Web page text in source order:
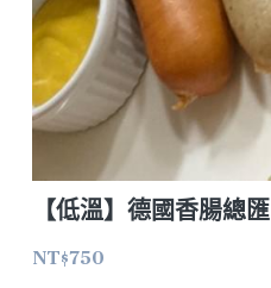
【低溫】德國香腸總匯
NT$750